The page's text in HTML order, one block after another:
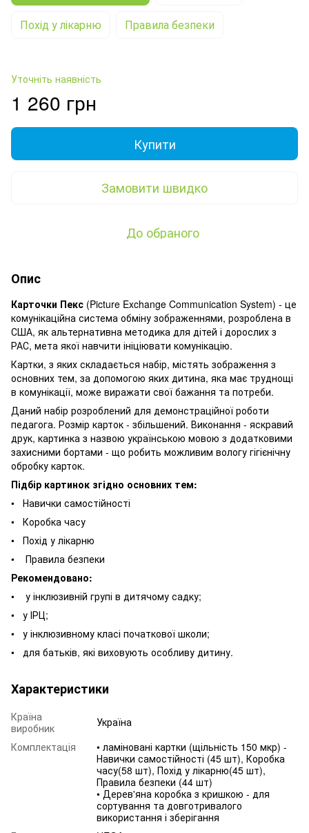
Похід у лікарню Правила безпеки
Уточніть наявність
1 260 грн
Купити
Замовити швидко
До обраного
Опис
Карточки Пекс (Picture Exchange Communication System) - це
комунікаційна система обміну зображеннями, розроблена в
США, як альтернативна методика для дітей і дорослих з
РАС, мета якої навчити ініціювати комунікацію.
Картки, з яких складається набір, містять зображення з
основних тем, за допомогою яких дитина, яка має труднощі
в комунікації, може виражати свої бажання та потреби.
Даний набір розроблений для демонстраційної роботи
педагога. Розмір карток - збільшений. Виконання - яскравий
друк, картинка з назвою українською мовою з додатковими
захисними бортами - що робить можливим вологу гігієнічну
обробку карток.
Підбір картинок згідно основних тем:
• Навички самостійності
• Коробка часу
• Похід у лікарню
• Правила безпеки
Рекомендовано:
• у інклюзивній групі в дитячому садку;
• у ІРЦ;
• у інклюзивному класі початкової школи;
• для батьків, які виховують особливу дитину.
Характеристики
Країна
виробник
Україна
Комплектація
• ламіновані картки (щільність 150 мкр) -
Навички самостійності (45 шт), Коробка
часу(58 шт), Похід у лікарню(45 шт),
Правила безпеки (44 шт)
• Дерев'яна коробка з кришкою - для
сортування та довготривалого
використання і зберігання